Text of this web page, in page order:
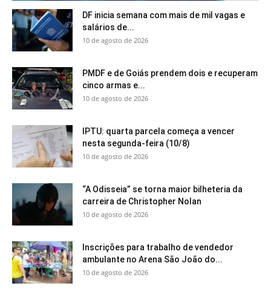
DF inicia semana com mais de mil vagas e
salários de...
10 de agosto de 2026
PMDF e de Goiás prendem dois e recuperam
cinco armas e...
10 de agosto de 2026
IPTU: quarta parcela começa a vencer
nesta segunda-feira (10/8)
10 de agosto de 2026
“A Odisseia” se torna maior bilheteria da
carreira de Christopher Nolan
10 de agosto de 2026
Inscrições para trabalho de vendedor
ambulante no Arena São João do...
10 de agosto de 2026